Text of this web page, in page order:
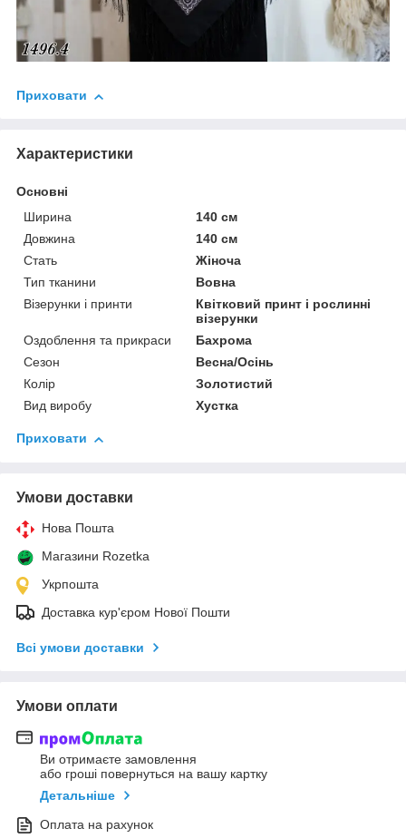
Приховати
Характеристики
Основні
Ширина
140 см
Довжина
140 см
Стать
Жіноча
Тип тканини
Вовна
Візерунки і принти
Квітковий принт і рослинні
візерунки
Оздоблення та прикраси
Бахрома
Сезон
Весна/Осінь
Колір
Золотистий
Вид виробу
Хустка
Приховати
Умови доставки
Нова Пошта
Магазини Rozetka
Укрпошта
Доставка кур'єром Нової Пошти
Всі умови доставки
Умови оплати
Ви отримаєте замовлення
або гроші повернуться на вашу картку
Детальніше
Оплата на рахунок